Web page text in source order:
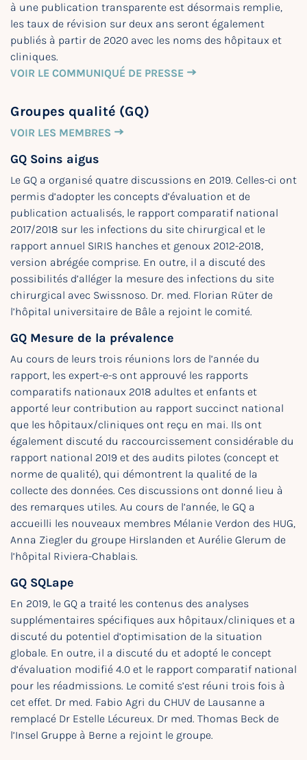
à une publication transparente est désormais remplie,
les taux de révision sur deux ans seront également
publiés à partir de 2020 avec les noms des hôpitaux et
cliniques.
VOIR LE COMMUNIQUÉ DE PRESSE
Groupes qualité (GQ)
VOIR LES MEMBRES
GQ Soins aigus
Le GQ a organisé quatre discussions en 2019. Celles-ci ont
permis d’adopter les concepts d’évaluation et de
publication actualisés, le rapport comparatif national
2017/2018 sur les infections du site chirurgical et le
rapport annuel SIRIS hanches et genoux 2012-2018,
version abrégée comprise. En outre, il a discuté des
possibilités d’alléger la mesure des infections du site
chirurgical avec Swissnoso. Dr. med. Florian Rüter de
l’hôpital universitaire de Bâle a rejoint le comité.
GQ Mesure de la prévalence
Au cours de leurs trois réunions lors de l’année du
rapport, les expert-e-s ont approuvé les rapports
comparatifs nationaux 2018 adultes et enfants et
apporté leur contribution au rapport succinct national
que les hôpitaux/cliniques ont reçu en mai. Ils ont
également discuté du raccourcissement considérable du
rapport national 2019 et des audits pilotes (concept et
norme de qualité), qui démontrent la qualité de la
collecte des données. Ces discussions ont donné lieu à
des remarques utiles. Au cours de l’année, le GQ a
accueilli les nouveaux membres Mélanie Verdon des HUG,
Anna Ziegler du groupe Hirslanden et Aurélie Glerum de
l’hôpital Riviera-Chablais.
GQ SQLape
En 2019, le GQ a traité les contenus des analyses
supplémentaires spécifiques aux hôpitaux/cliniques et a
discuté du potentiel d’optimisation de la situation
globale. En outre, il a discuté du et adopté le concept
d’évaluation modifié 4.0 et le rapport comparatif national
pour les réadmissions. Le comité s’est réuni trois fois à
cet effet. Dr med. Fabio Agri du CHUV de Lausanne a
remplacé Dr Estelle Lécureux. Dr med. Thomas Beck de
l’Insel Gruppe à Berne a rejoint le groupe.